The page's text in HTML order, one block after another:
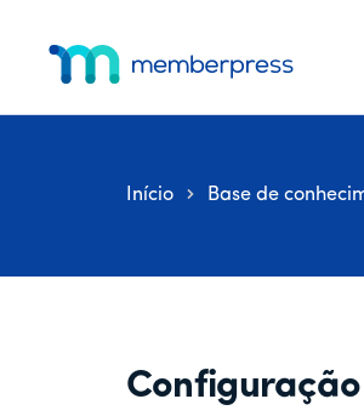
adicional
Início Base de